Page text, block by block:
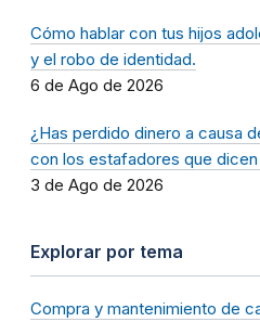
Cómo hablar con tus hijos
y el robo de identidad.
6 de Ago de 2026
¿Has perdido dinero a causa
con los estafadores que
3 de Ago de 2026
Explorar por tema
Compra y mantenimiento de